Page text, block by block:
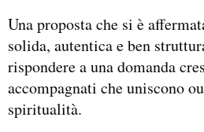
Una proposta che si è
solida, autentica e ben
rispondere a una domanda
accompagnati che uniscono
spiritualità.